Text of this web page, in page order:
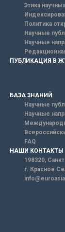
Этика
Политика
Научные
Научные
ПУБЛИКАЦИЯ В
БАЗА ЗНАНИЙ
Научные
Научные
FAQ
НАШИ КОНТАКТЫ
198320,
г. Красное